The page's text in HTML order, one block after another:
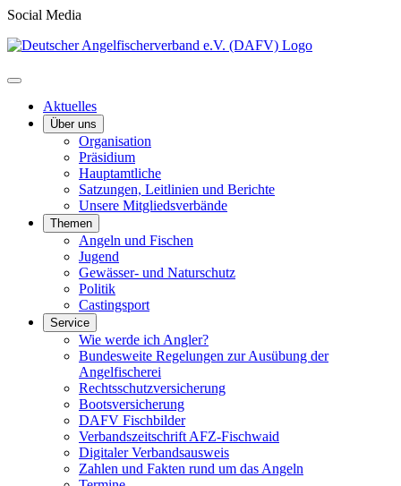
Social Media
Aktuelles
Über uns
Organisation
Präsidium
Hauptamtliche
Satzungen, Leitlinien und Berichte
Unsere Mitgliedsverbände
Themen
Angeln und Fischen
Jugend
Gewässer- und Naturschutz
Politik
Castingsport
Service
Wie werde ich Angler?
Bundesweite Regelungen zur Ausübung der
Angelfischerei
Rechtsschutzversicherung
Bootsversicherung
DAFV Fischbilder
Verbandszeitschrift AFZ-Fischwaid
Digitaler Verbandsausweis
Zahlen und Fakten rund um das Angeln